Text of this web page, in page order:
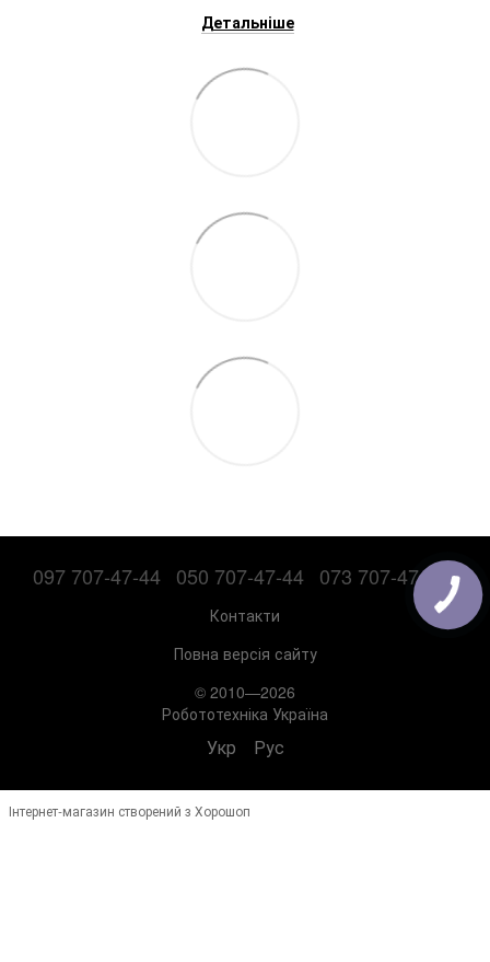
Детальніше
097 707-47-44 050 707-47-44 073 707-47-44
Контакти
Повна версія сайту
© 2010—2026
Робототехніка Україна
Укр Рус
Інтернет-магазин створений з Хорошоп